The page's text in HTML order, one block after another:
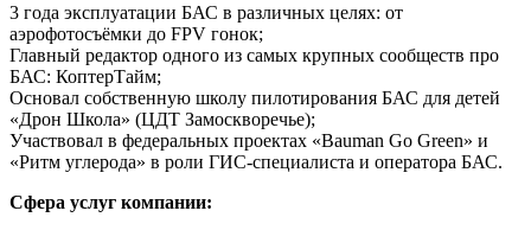
3 года эксплуатации БАС в различных целях: от
аэрофотосъёмки до FPV гонок;
Главный редактор одного из самых крупных сообществ про
БАС: КоптерТайм;
Основал собственную школу пилотирования БАС для детей
«Дрон Школа» (ЦДТ Замоскворечье);
Участвовал в федеральных проектах «Bauman Go Green» и
«Ритм углерода» в роли ГИС-специалиста и оператора БАС.
Сфера услуг компании: